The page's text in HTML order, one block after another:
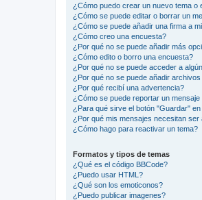
¿Cómo puedo crear un nuevo tema o
¿Cómo se puede editar o borrar un
¿Cómo se puede añadir una firma a
¿Cómo creo una encuesta?
¿Por qué no se puede añadir más
¿Cómo edito o borro una encuesta?
¿Por qué no se puede acceder a
¿Por qué no se puede añadir
¿Por qué recibí una advertencia?
¿Cómo se puede reportar un
¿Para qué sirve el botón "Guardar"
¿Por qué mis mensajes necesitan ser
¿Cómo hago para reactivar un tema?
Formatos y tipos de temas
¿Qué es el código BBCode?
¿Puedo usar HTML?
¿Qué son los emoticonos?
¿Puedo publicar imagenes?